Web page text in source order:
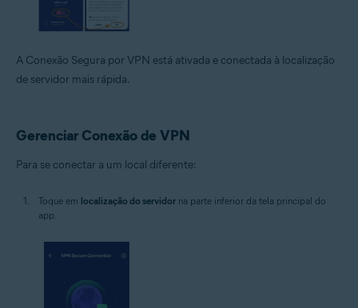
A Conexão Segura por VPN está ativada e conectada à localização
de servidor mais rápida.
Gerenciar Conexão de VPN
Para se conectar a um local diferente:
Toque em localização do servidor na parte inferior da tela principal do
app.